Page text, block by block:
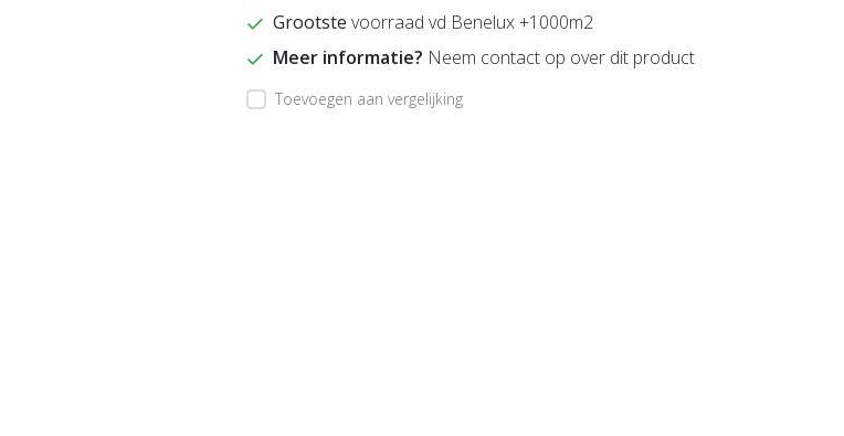
Grootste voorraad vd Benelux +1000m2
Meer informatie? Neem contact op over dit product
Toevoegen aan vergelijking